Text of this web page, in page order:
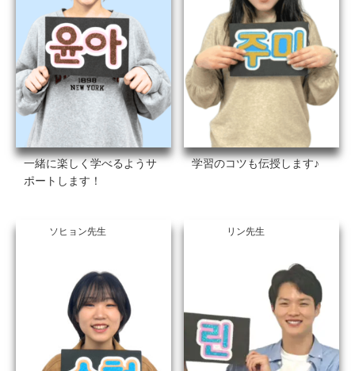
一緒に楽しく学べるようサ
ポートします！
学習のコツも伝授します♪
ソヒョン先生 リン先生